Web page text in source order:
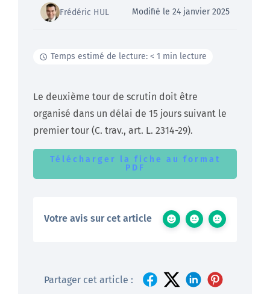
Frédéric HUL Modifié le 24 janvier 2025
Temps estimé de lecture: < 1 min lecture
Le deuxième tour de scrutin doit être
organisé dans un délai de 15 jours suivant le
premier tour (C. trav., art. L. 2314-29).
Télécharger la fiche au format
PDF
Votre avis sur cet article
Partager cet article :